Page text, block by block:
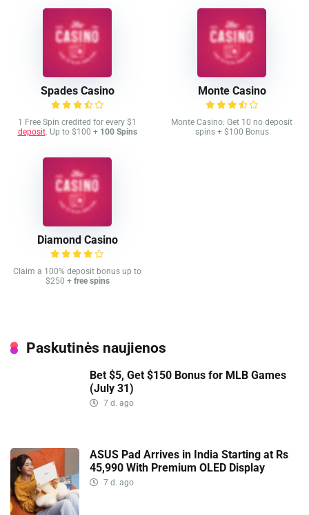
Spades Casino
1 Free Spin credited for every $1
deposit. Up to $100 + 100 Spins
Monte Casino
Monte Casino: Get 10 no deposit
spins + $100 Bonus
Diamond Casino
Claim a 100% deposit bonus up to
$250 + free spins
Paskutinės naujienos
Bet $5, Get $150 Bonus for MLB Games
(July 31)
7 d. ago
ASUS Pad Arrives in India Starting at Rs
45,990 With Premium OLED Display
7 d. ago